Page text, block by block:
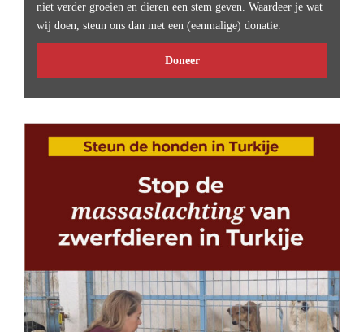
niet verder groeien en dieren een stem geven. Waardeer je wat
wij doen, steun ons dan met een (eenmalige) donatie.
Doneer